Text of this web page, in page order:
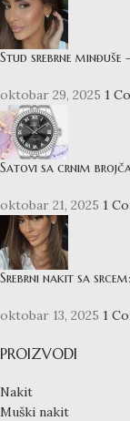
Stud srebrne minđuše
oktobar 29, 2025 1
Satovi sa crnim
oktobar 21, 2025 1
Srebrni nakit sa
oktobar 13, 2025 1
PROIZVODI
Nakit
Muški nakit